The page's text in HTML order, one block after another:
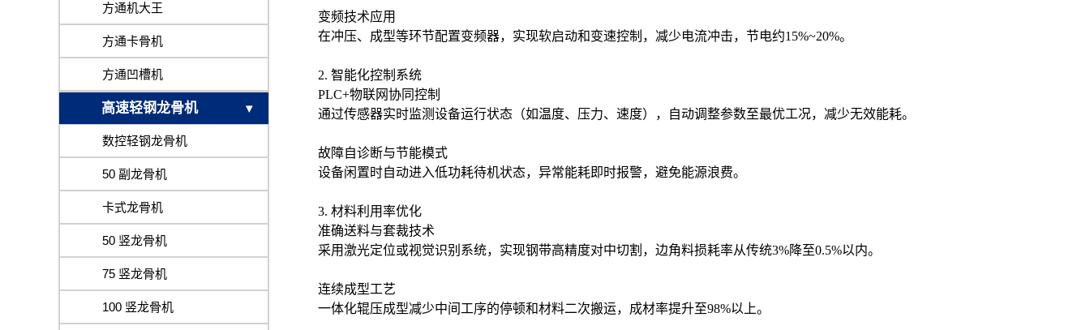
方通机大王
方通卡骨机
方通凹槽机
高速轻钢龙骨机
数控轻钢龙骨机
50 副龙骨机
卡式龙骨机
50 竖龙骨机
75 竖龙骨机
100 竖龙骨机
变频技术应用
在冲压、成型等环节配置变频器，实现软启动和变速控制，减少电流冲击，节电约15%~20%。
2. 智能化控制系统
PLC+物联网协同控制
通过传感器实时监测设备运行状态（如温度、压力、速度），自动调整参数至最优工况，减少无效能耗。
故障自诊断与节能模式
设备闲置时自动进入低功耗待机状态，异常能耗即时报警，避免能源浪费。
3. 材料利用率优化
准确送料与套裁技术
采用激光定位或视觉识别系统，实现钢带高精度对中切割，边角料损耗率从传统3%降至0.5%以内。
连续成型工艺
一体化辊压成型减少中间工序的停顿和材料二次搬运，成材率提升至98%以上。